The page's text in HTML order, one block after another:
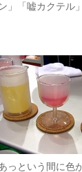
ン」「嘘カクテル」
っという間に色